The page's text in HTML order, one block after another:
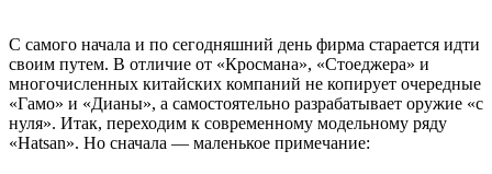
С самого начала и по сегодняшний день фирма старается идти
своим путем. В отличие от «Кросмана», «Стоеджера» и
многочисленных китайских компаний не копирует очередные
«Гамо» и «Дианы», а самостоятельно разрабатывает оружие «с
нуля». Итак, переходим к современному модельному ряду
«Hatsan». Но сначала — маленькое примечание: